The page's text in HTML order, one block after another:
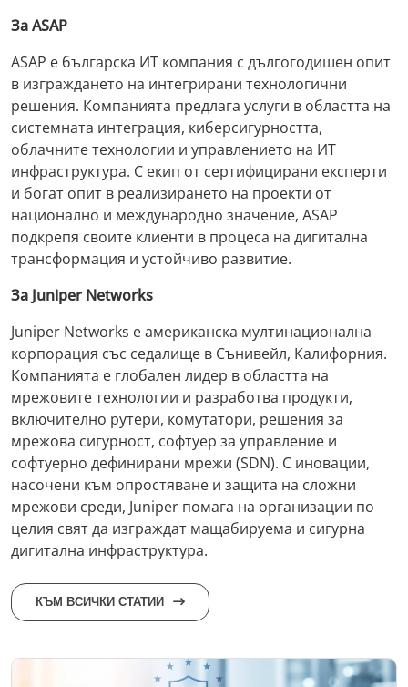
За ASAP
ASAP е българска ИТ компания с дългогодишен опит
в изграждането на интегрирани технологични
решения. Компанията предлага услуги в областта на
системната интеграция, киберсигурността,
облачните технологии и управлението на ИТ
инфраструктура. С екип от сертифицирани експерти
и богат опит в реализирането на проекти от
национално и международно значение, ASAP
подкрепя своите клиенти в процеса на дигитална
трансформация и устойчиво развитие.
За Juniper Networks
Juniper Networks е американска мултинационална
корпорация със седалище в Сънивейл, Калифорния.
Компанията е глобален лидер в областта на
мрежовите технологии и разработва продукти,
включително рутери, комутатори, решения за
мрежова сигурност, софтуер за управление и
софтуерно дефинирани мрежи (SDN). С иновации,
насочени към опростяване и защита на сложни
мрежови среди, Juniper помага на организации по
целия свят да изграждат мащабируема и сигурна
дигитална инфраструктура.
КЪМ ВСИЧКИ СТАТИИ